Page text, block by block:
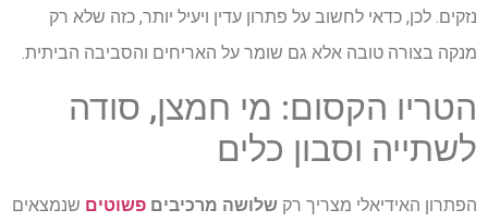
נזקים. לכן, כדאי לחשוב על פתרון עדין ויעיל יותר, כזה שלא רק
מנקה בצורה טובה אלא גם שומר על האריחים והסביבה הביתית.
הטריו הקסום: מי חמצן, סודה
לשתייה וסבון כלים
הפתרון האידיאלי מצריך רק שלושה מרכיבים פשוטים שנמצאים